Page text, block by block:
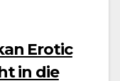
Erotic
in die